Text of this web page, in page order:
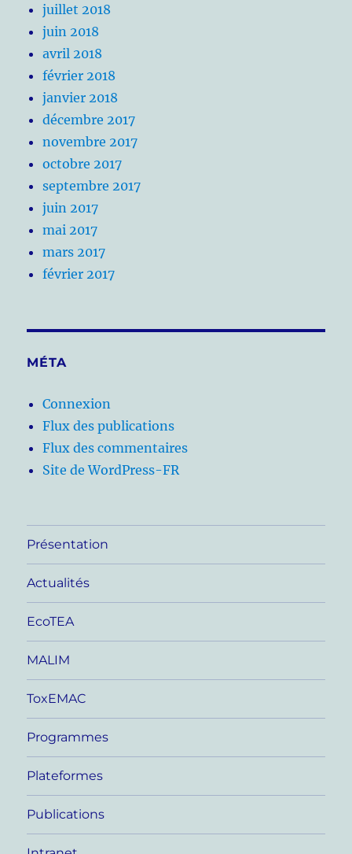
juillet 2018
juin 2018
avril 2018
février 2018
janvier 2018
décembre 2017
novembre 2017
octobre 2017
septembre 2017
juin 2017
mai 2017
mars 2017
février 2017
MÉTA
Connexion
Flux des publications
Flux des commentaires
Site de WordPress-FR
Présentation
Actualités
EcoTEA
MALIM
ToxEMAC
Programmes
Plateformes
Publications